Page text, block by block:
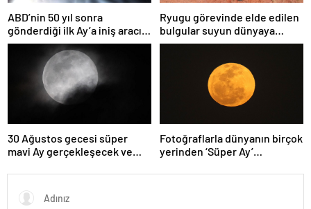
ABD’nin 50 yıl sonra
gönderdiği ilk Ay’a iniş aracı
Peregrine atmosferde
yanarak denize düştü
Ryugu görevinde elde edilen
bulgular suyun dünyaya
asteroitlerce getirilmiş
30 Ağustos gecesi süper
mavi Ay gerçekleşecek ve
olacak
Fotoğraflarla dünyanın birçok
yerinden ‘Süper Ay’